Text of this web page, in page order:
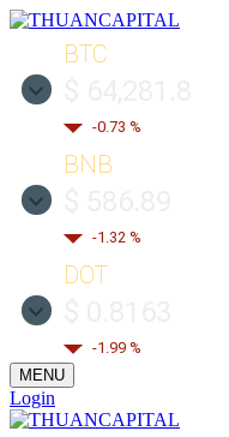
BTC
-0.73 %
BNB
-1.32 %
DOT
-1.99 %
MENU
Login